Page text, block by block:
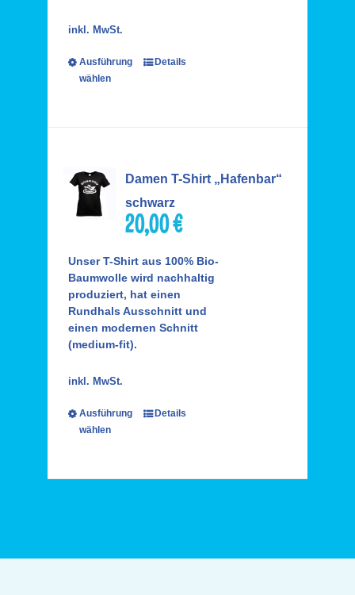
inkl. MwSt.
Ausführung
wählen
Details
Damen T-Shirt „Hafenbar“
schwarz
20,00€
Unser T-Shirt aus 100% Bio-
Baumwolle wird nachhaltig
produziert, hat einen
Rundhals Ausschnitt und
einen modernen Schnitt
(medium-fit).
inkl. MwSt.
Ausführung
wählen
Details